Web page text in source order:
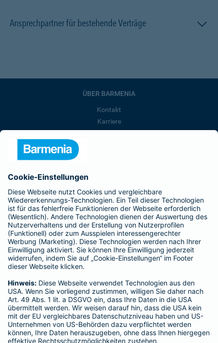
Ansprechpartner für bestehende Verträge
ÜBER BARMENIA
Kontakt
Karriere
Barmenia ist Teil der BarmeniaGothaer
BELIEBTE SEITEN
Kranken-Zusatzversicherung
Tierversicherungen
Haftpflichtversicherung
Hausratversicherung
Adresse ändern
Schaden melden
Kilometerstandsmeldung
Serviceübersicht